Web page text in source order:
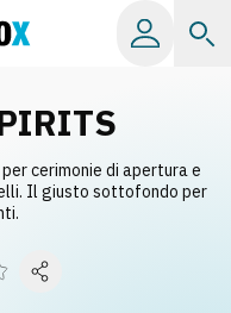
cerimonie di apertura e
Il giusto sottofondo per